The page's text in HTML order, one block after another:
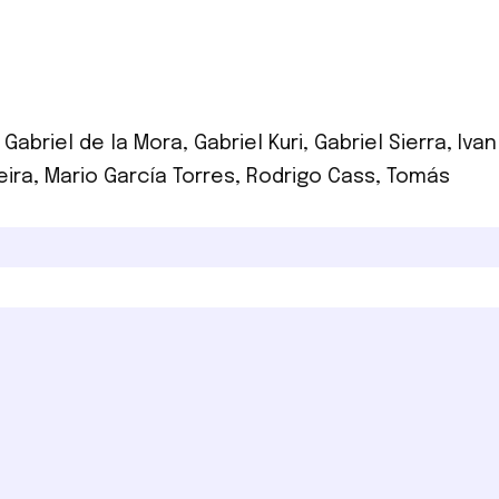
Gabriel de la Mora, Gabriel Kuri, Gabriel Sierra, Ivan
, Mario García Torres, Rodrigo Cass, Tomás